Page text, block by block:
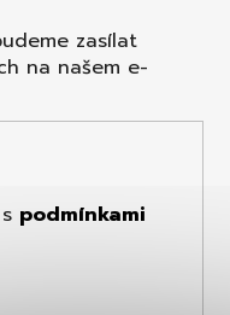
zasílat
na našem e-
podmínkami